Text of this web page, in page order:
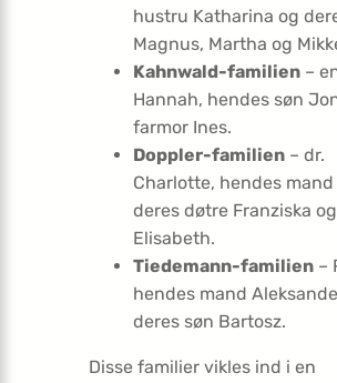
hustru Katharina og
Magnus, Martha og
Kahnwald-familien –
Hannah, hendes søn
farmor Ines.
Doppler-familien – dr.
Charlotte, hendes mand
deres døtre Franziska og
Elisabeth.
Tiedemann-familien –
hendes mand
deres søn Bartosz.
Disse familier vikles ind i en